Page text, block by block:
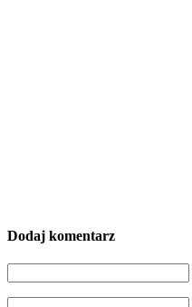
Dodaj komentarz